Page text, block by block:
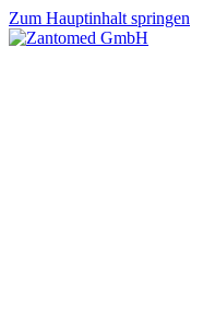
Zum Hauptinhalt springen